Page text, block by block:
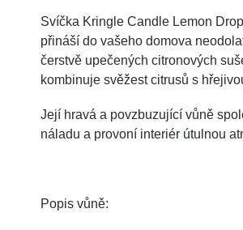
Svíčka Kringle Candle Lemon
přináší do vašeho domova
čerstvě upečených citronových
kombinuje svěžest citrusů s
Její hravá a povzbuzující vůně
náladu a provoní interiér útulnou
Popis vůně: